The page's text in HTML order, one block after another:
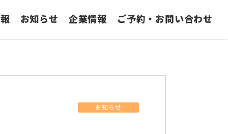
お知らせ 企業情報 ご予約・お問い合わせ
お知らせ